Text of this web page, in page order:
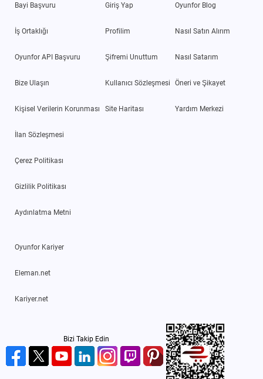
Bayi Başvuru
İş Ortaklığı
Oyunfor API Başvuru
Bize Ulaşın
Kişisel Verilerin Korunması
İlan Sözleşmesi
Çerez Politikası
Gizlilik Politikası
Aydınlatma Metni
Giriş Yap
Profilim
Şifremi Unuttum
Kullanıcı Sözleşmesi
Site Haritası
Oyunfor Blog
Nasıl Satın Alırım
Nasıl Satarım
Öneri ve Şikayet
Yardım Merkezi
Oyunfor Kariyer
Eleman.net
Kariyer.net
Bizi Takip Edin